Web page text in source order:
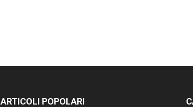
ARTICOLI POPOLARI